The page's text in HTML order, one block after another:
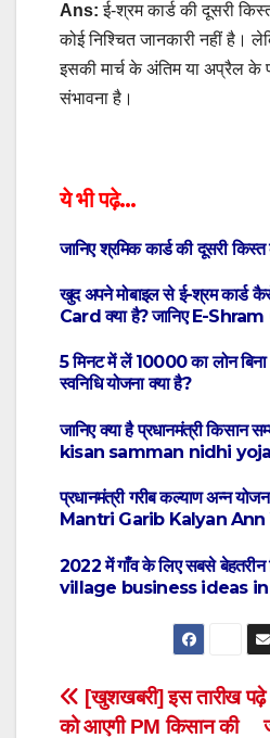
Ans: ई-श्रम कार्ड की दूसरी
कोई निश्चित जानकारी नहीं है।
इसकी मार्च के अंतिम या अप्रैल के
संभावना है।
ये भी पढ़े…
जानिए श्रमिक कार्ड की दूसरी
खुद अपने मोबाइल से ई-श्रम कार्ड
Card क्या है? जानिए E-Shram
5 मिनट में लें 10000 का लोन बिना
स्वनिधि योजना क्या है?
जानिए क्या है प्रधानमंत्री किसान
kisan samman nidhi
प्रधानमंत्री गरीब कल्याण अन्न
Mantri Garib Kalyan
2022 में गाँव के लिए सबसे
village business ideas
Post
पढ़े
[खुशखबरी] इस तारीख
को आएगी PM किसान की